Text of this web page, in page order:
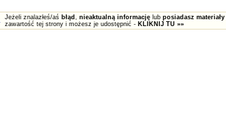
Jeżeli znalazłeś/aś błąd , nieaktualną informację lub posiadasz materiały
zawartość tej strony i możesz je udostępnić - KLIKNIJ TU »»